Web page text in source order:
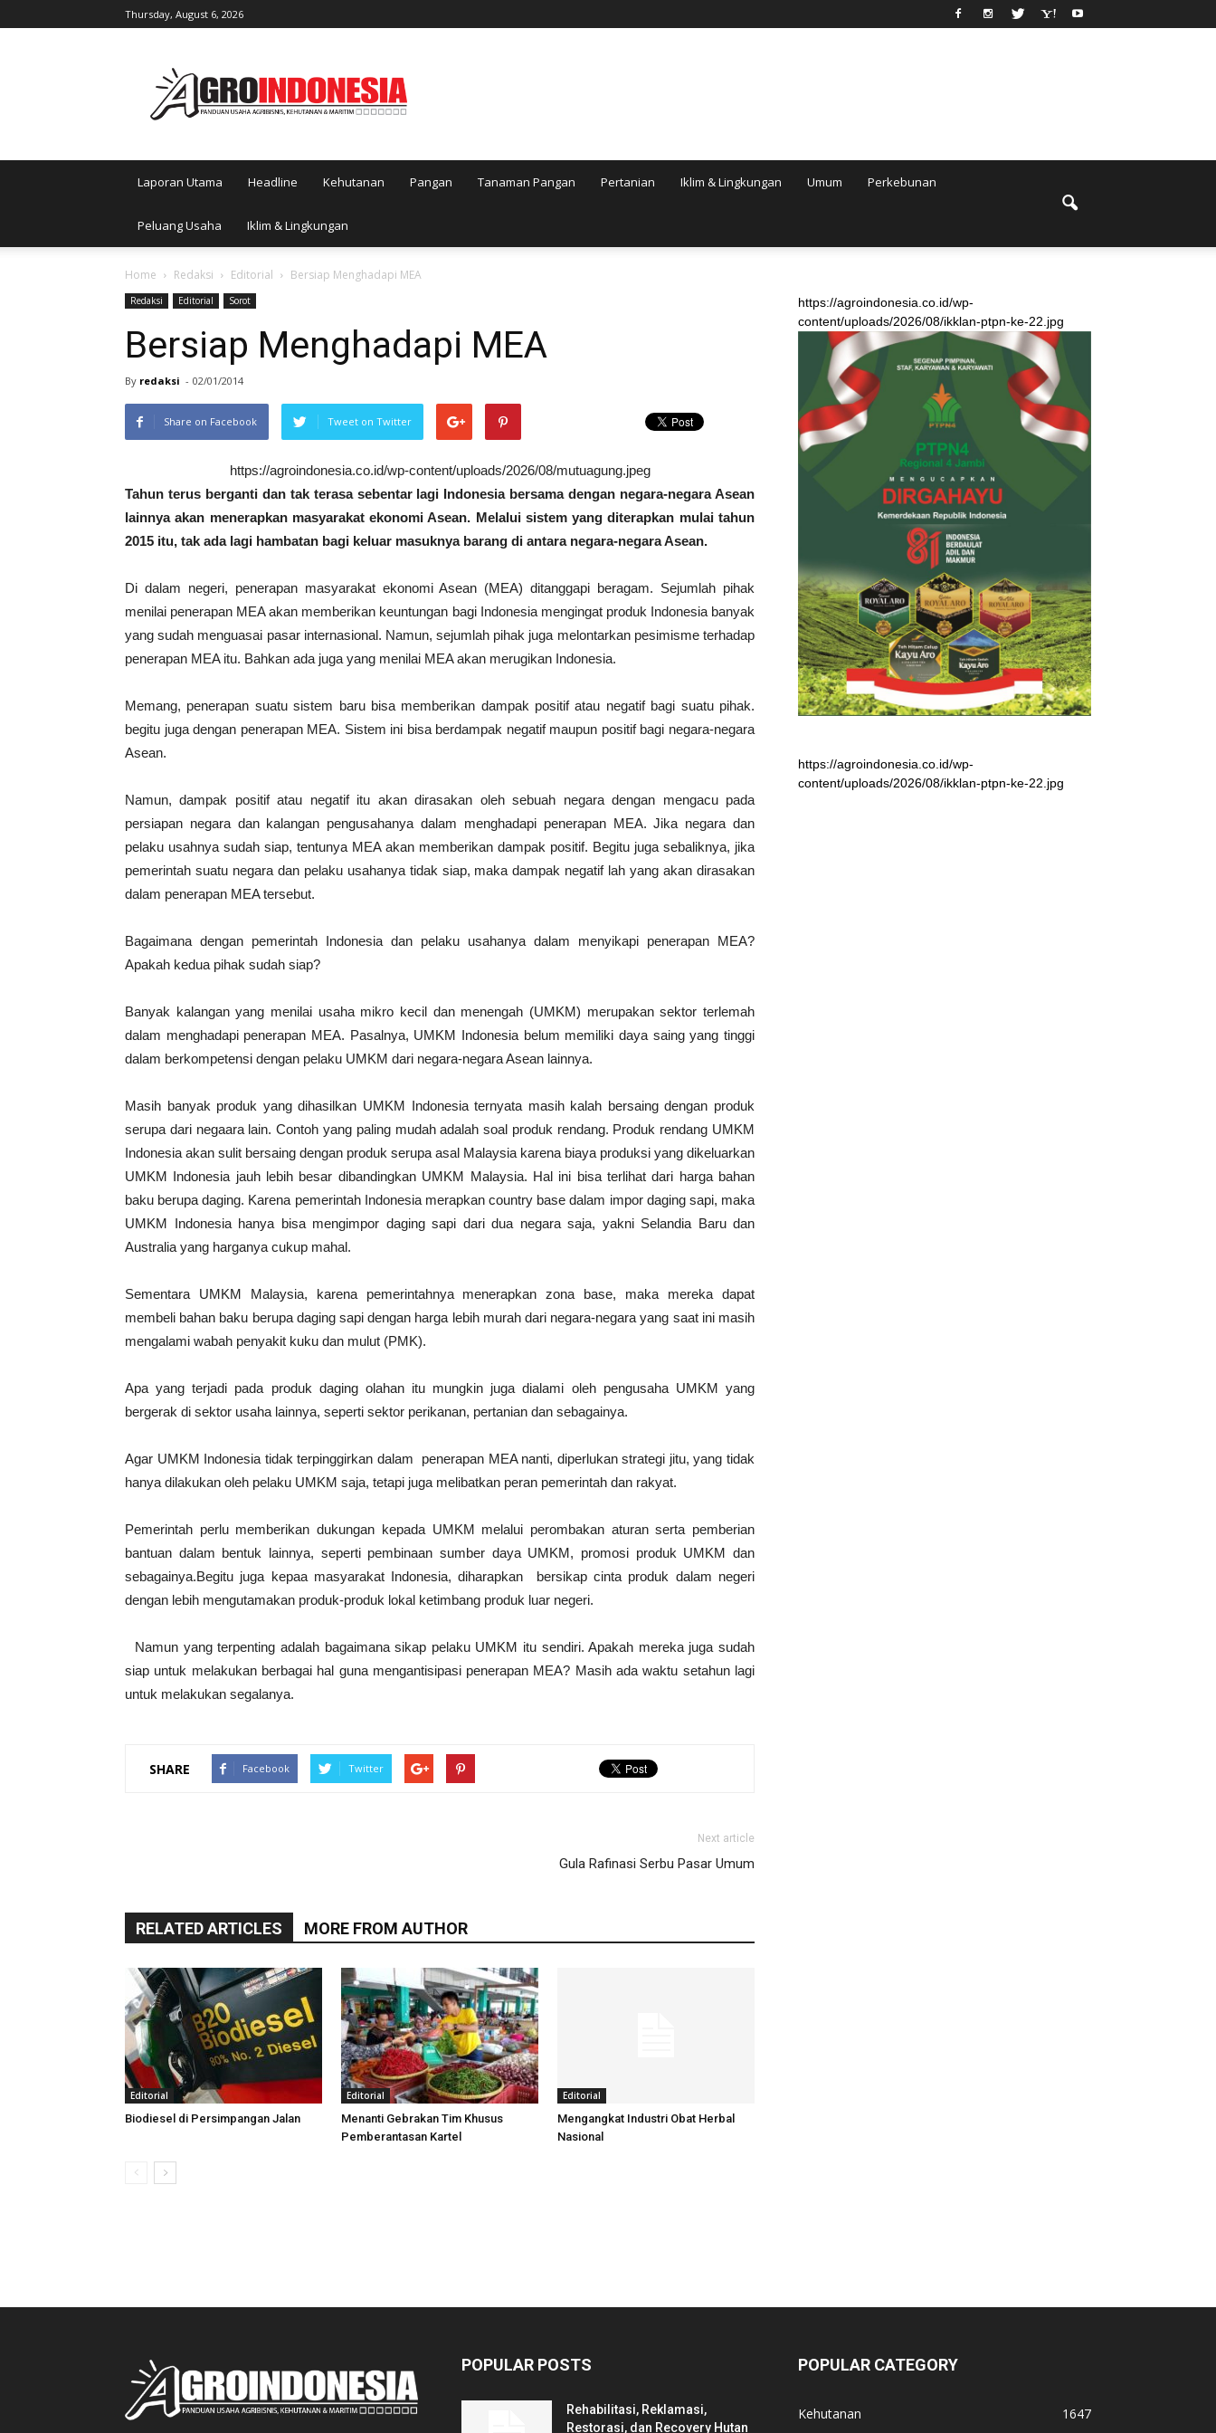
Thursday, August 6, 2026
Laporan Utama Headline Kehutanan Pangan Tanaman Pangan Pertanian Iklim & Lingkungan Umum Perkebunan
Peluang Usaha Iklim & Lingkungan
Home Redaksi Editorial Bersiap Menghadapi MEA
Redaksi Editorial Sorot
Bersiap Menghadapi MEA
By redaksi - 02/01/2014
Share on Facebook Tweet on Twitter
https://agroindonesia.co.id/wp-content/uploads/2026/08/mutuagung.jpeg
Tahun terus berganti dan tak terasa sebentar lagi Indonesia bersama dengan negara-negara Asean
lainnya akan menerapkan masyarakat ekonomi Asean. Melalui sistem yang diterapkan mulai tahun
2015 itu, tak ada lagi hambatan bagi keluar masuknya barang di antara negara-negara Asean.
Di dalam negeri, penerapan masyarakat ekonomi Asean (MEA) ditanggapi beragam. Sejumlah pihak
menilai penerapan MEA akan memberikan keuntungan bagi Indonesia mengingat produk Indonesia banyak
yang sudah menguasai pasar internasional. Namun, sejumlah pihak juga melontarkan pesimisme terhadap
penerapan MEA itu. Bahkan ada juga yang menilai MEA akan merugikan Indonesia.
Memang, penerapan suatu sistem baru bisa memberikan dampak positif atau negatif bagi suatu pihak.
begitu juga dengan penerapan MEA. Sistem ini bisa berdampak negatif maupun positif bagi negara-negara
Asean.
Namun, dampak positif atau negatif itu akan dirasakan oleh sebuah negara dengan mengacu pada
persiapan negara dan kalangan pengusahanya dalam menghadapi penerapan MEA. Jika negara dan
pelaku usahnya sudah siap, tentunya MEA akan memberikan dampak positif. Begitu juga sebaliknya, jika
pemerintah suatu negara dan pelaku usahanya tidak siap, maka dampak negatif lah yang akan dirasakan
dalam penerapan MEA tersebut.
Bagaimana dengan pemerintah Indonesia dan pelaku usahanya dalam menyikapi penerapan MEA?
Apakah kedua pihak sudah siap?
Banyak kalangan yang menilai usaha mikro kecil dan menengah (UMKM) merupakan sektor terlemah
dalam menghadapi penerapan MEA. Pasalnya, UMKM Indonesia belum memiliki daya saing yang tinggi
dalam berkompetensi dengan pelaku UMKM dari negara-negara Asean lainnya.
Masih banyak produk yang dihasilkan UMKM Indonesia ternyata masih kalah bersaing dengan produk
serupa dari negaara lain. Contoh yang paling mudah adalah soal produk rendang. Produk rendang UMKM
Indonesia akan sulit bersaing dengan produk serupa asal Malaysia karena biaya produksi yang dikeluarkan
UMKM Indonesia jauh lebih besar dibandingkan UMKM Malaysia. Hal ini bisa terlihat dari harga bahan
baku berupa daging. Karena pemerintah Indonesia merapkan country base dalam impor daging sapi, maka
UMKM Indonesia hanya bisa mengimpor daging sapi dari dua negara saja, yakni Selandia Baru dan
Australia yang harganya cukup mahal.
Sementara UMKM Malaysia, karena pemerintahnya menerapkan zona base, maka mereka dapat
membeli bahan baku berupa daging sapi dengan harga lebih murah dari negara-negara yang saat ini masih
mengalami wabah penyakit kuku dan mulut (PMK).
Apa yang terjadi pada produk daging olahan itu mungkin juga dialami oleh pengusaha UMKM yang
bergerak di sektor usaha lainnya, seperti sektor perikanan, pertanian dan sebagainya.
Agar UMKM Indonesia tidak terpinggirkan dalam penerapan MEA nanti, diperlukan strategi jitu, yang tidak
hanya dilakukan oleh pelaku UMKM saja, tetapi juga melibatkan peran pemerintah dan rakyat.
Pemerintah perlu memberikan dukungan kepada UMKM melalui perombakan aturan serta pemberian
bantuan dalam bentuk lainnya, seperti pembinaan sumber daya UMKM, promosi produk UMKM dan
sebagainya.Begitu juga kepaa masyarakat Indonesia, diharapkan bersikap cinta produk dalam negeri
dengan lebih mengutamakan produk-produk lokal ketimbang produk luar negeri.
Namun yang terpenting adalah bagaimana sikap pelaku UMKM itu sendiri. Apakah mereka juga sudah
siap untuk melakukan berbagai hal guna mengantisipasi penerapan MEA? Masih ada waktu setahun lagi
untuk melakukan segalanya.
SHARE Facebook Twitter
Next article
Gula Rafinasi Serbu Pasar Umum
RELATED ARTICLES MORE FROM AUTHOR
Editorial
Biodiesel di Persimpangan Jalan
Editorial
Menanti Gebrakan Tim Khusus
Pemberantasan Kartel
Editorial
Mengangkat Industri Obat Herbal
Nasional
https://agroindonesia.co.id/wp-
content/uploads/2026/08/ikklan-ptpn-ke-22.jpg
https://agroindonesia.co.id/wp-
content/uploads/2026/08/ikklan-ptpn-ke-22.jpg
POPULAR POSTS
Rehabilitasi, Reklamasi,
Restorasi, dan Recovery Hutan
POPULAR CATEGORY
Kehutanan
1647